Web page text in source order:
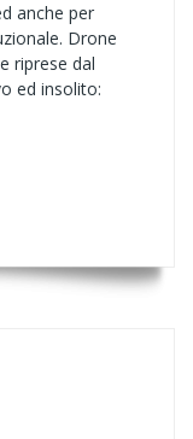
anche per
Drone
riprese dal
ed insolito: